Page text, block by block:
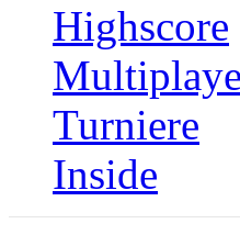
Highscore
Turniere
Inside